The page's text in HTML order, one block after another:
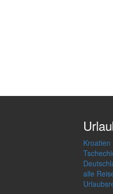
Kroatien
alle